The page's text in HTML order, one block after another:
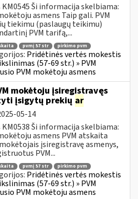
Ši informacija skelbiama:
asmens Taip gali. PVM
tiekimu (paslaugų teikimu)
PVM tarifą,...
pvmį 57 str pirkimo pvm
Pridėtinės vertės mokestis
(57-69 str.) » PVM
PVM mokėtoju asmens
mokėtoju įsiregistravęs
įsigytų prekių ar
05-14
Ši informacija skelbiama:
asmens PVM atskaita
įsiregistravę asmenys,
PVM...
pvmį 57 str pirkimo pvm
Pridėtinės vertės mokestis
(57-69 str.) » PVM
PVM mokėtoju asmens